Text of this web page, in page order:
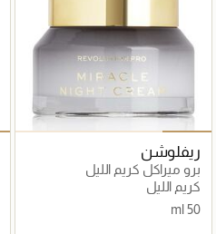
ريفلوشن
برو ميراكل كريم الليل
كريم الليل
50 ml